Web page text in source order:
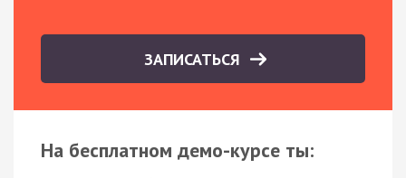
ЗАПИСАТЬСЯ
На бесплатном демо-курсе ты: